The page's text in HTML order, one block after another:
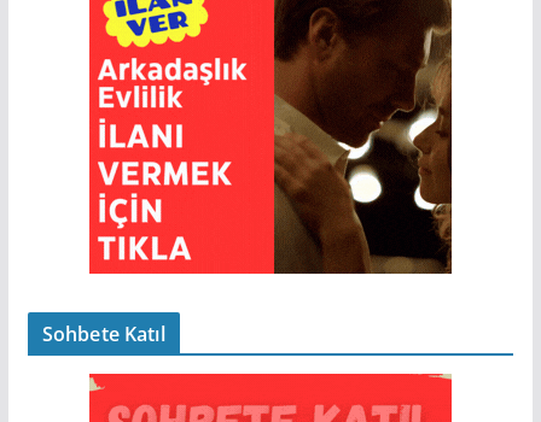
Sohbete Katıl